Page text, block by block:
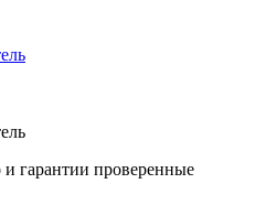
и гарантии проверенные